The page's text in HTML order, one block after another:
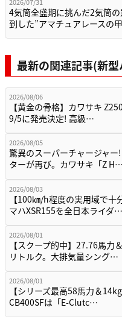
2026/07/31
4気筒全盛期に挑んだ2気筒
到した”アマチュアレースの
最新の関連記事(新
2026/08/06
【黄金の骨格】カワサキ
9/5に発売決定! 高級…
2026/08/05
驚異のスーパーチャージャ
ターが再び。カワサキ「Z H…
2026/08/03
【100㎞/h程度の実用域で十
マハXSR155を全日本ライダ…
2026/08/01
【スクープ的中】27.76馬力
リトルク。大排気量シング…
2026/08/01
【シリーズ最高58馬力＆
CB400SFは「E-Clutc…